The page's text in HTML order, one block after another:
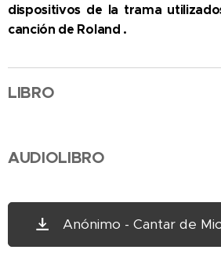
dispositivos de la trama
canción de Roland .
LIBRO
AUDIOLIBRO
Anónimo - Cantar de